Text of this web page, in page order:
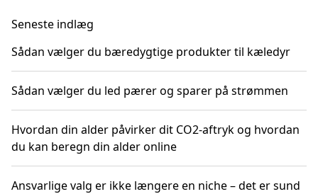
Seneste indlæg
Sådan vælger du bæredygtige produkter til kæledyr
Sådan vælger du led pærer og sparer på strømmen
Hvordan din alder påvirker dit CO2-aftryk og hvordan
du kan beregn din alder online
Ansvarlige valg er ikke længere en niche – det er sund